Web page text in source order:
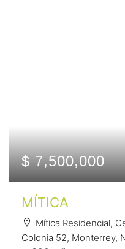
$ 7,500,000
MÍTICA
Mítica Residencial,
Colonia 52, Monterrey,